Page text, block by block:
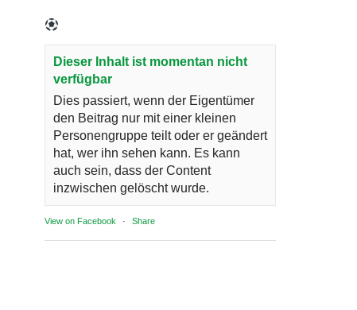
Dieser Inhalt ist momentan nicht
verfügbar
Dies passiert, wenn der Eigentümer
den Beitrag nur mit einer kleinen
Personengruppe teilt oder er geändert
hat, wer ihn sehen kann. Es kann
auch sein, dass der Content
inzwischen gelöscht wurde.
View on Facebook · Share